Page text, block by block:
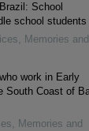
School
school students
Memories and
work in Early
South Coast of
Memories and